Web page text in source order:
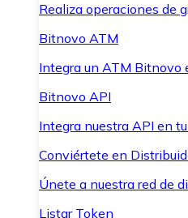
Realiza operaciones de
Bitnovo ATM
Integra un ATM Bitnovo
Bitnovo API
Integra nuestra API en
Conviértete en
Únete a nuestra red de
Listar Token